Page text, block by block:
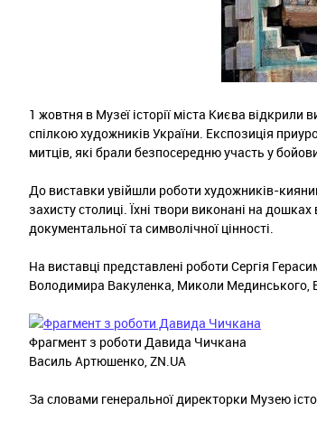
1 жовтня в Музеї історії міста Києва
спілкою художників України. Експозиція
митців, які брали безпосередню участь у
До виставки увійшли роботи художників-
захисту столиці. Їхні твори виконані на
документальної та символічної цінності.
На виставці представлені роботи Сергія
Володимира Вакуленка, Миколи
Фрагмент з роботи Давида Чичкана
Василь Артюшенко, ZN.UA
За словами генеральної директорки Музею